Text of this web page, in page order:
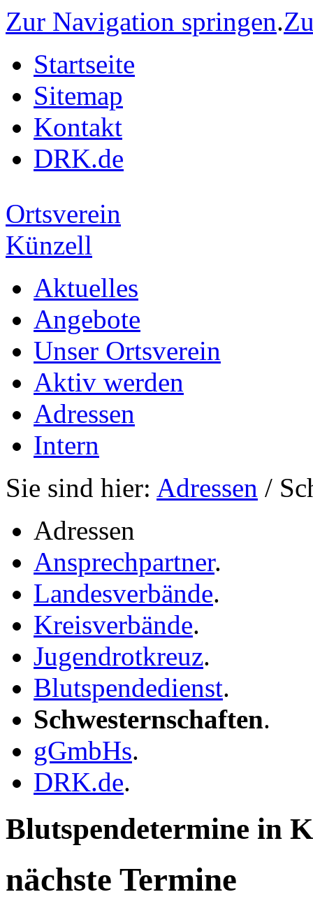
Zur Navigation springen.
Startseite
Sitemap
Kontakt
DRK.de
Ortsverein
Künzell
Aktuelles
Angebote
Unser Ortsverein
Aktiv werden
Adressen
Intern
Sie sind hier: Adressen /
Adressen
Ansprechpartner.
Landesverbände.
Kreisverbände.
Jugendrotkreuz.
Blutspendedienst.
Schwesternschaften.
gGmbHs.
DRK.de.
Blutspendetermine in
nächste Termine